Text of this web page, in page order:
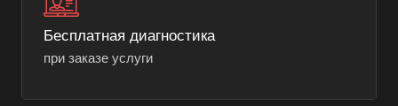
Бесплатная диагностика
при заказе услуги